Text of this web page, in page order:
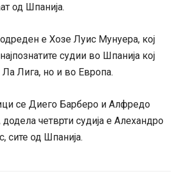
од Шпанија.
е Хозе Луис Мунуера, кој
судии во Шпанија кој
Лига, но и во Европа.
се Диего Барберо и Алфредо
четврти судија е Алехандро
сите од Шпанија.